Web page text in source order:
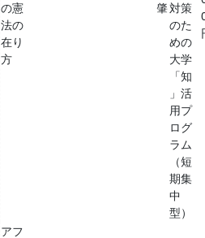
の憲
法の
在り
方
肇対策
のた
めの
大学
「知
」活
用プ
ログ
ラム
（短
期集
中
型）
アフ